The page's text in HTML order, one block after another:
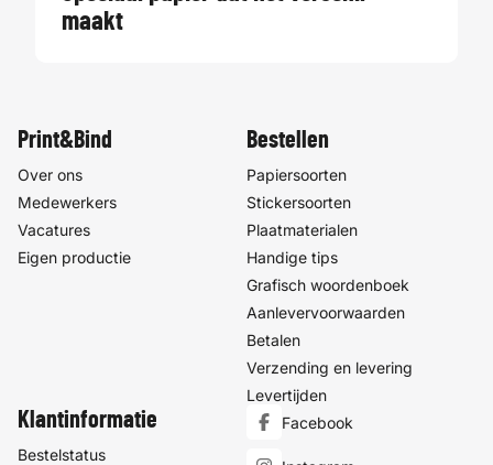
maakt
Print&Bind
Over ons
Medewerkers
Vacatures
Eigen productie
Bestellen
Papiersoorten
Stickersoorten
Plaatmaterialen
Handige tips
Grafisch woordenboek
Aanlevervoorwaarden
Betalen
Verzending en levering
Levertijden
Klantinformatie
Bestelstatus
Facebook